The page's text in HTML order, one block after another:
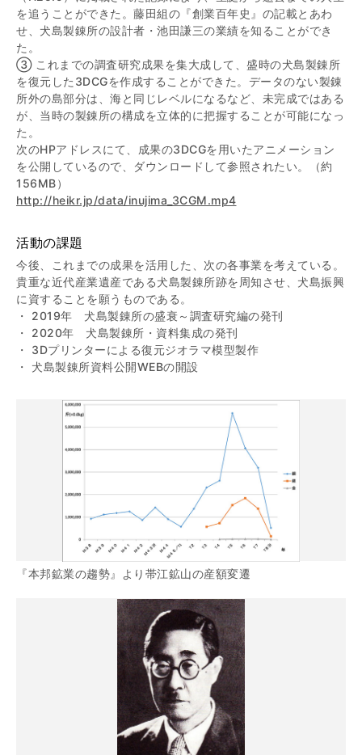
を追うことができた。藤田組の『創業百年史』の記載とあわ
せ、犬島製錬所の設計者・池田謙三の業績を知ることができ
た。
③ これまでの調査研究成果を集大成して、盛時の犬島製錬所
を復元した3DCGを作成することができた。データのない製錬
所外の島部分は、海と同じレベルになるなど、未完成ではある
が、当時の製錬所の構成を立体的に把握することが可能になっ
た。
次のHPアドレスにて、成果の3DCGを用いたアニメーション
を公開しているので、ダウンロードして参照されたい。（約
156MB）
http://heikr.jp/data/inujima_3CGM.mp4
活動の課題
今後、これまでの成果を活用した、次の各事業を考えている。
貴重な近代産業遺産である犬島製錬所跡を周知させ、犬島振興
に資することを願うものである。
・ 2019年 犬島製錬所の盛衰～調査研究編の発刊
・ 2020年 犬島製錬所・資料集成の発刊
・ 3Dプリンターによる復元ジオラマ模型製作
・ 犬島製錬所資料公開WEBの開設
『本邦鉱業の趨勢』より帯江鉱山の産額変遷